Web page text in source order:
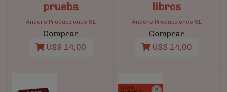
prueba
Anders Producciones SL
Comprar
U$S 14,00
libros
Anders Producciones SL
Comprar
U$S 14,00